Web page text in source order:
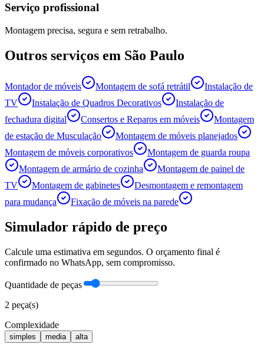
Serviço profissional
Montagem precisa, segura e sem retrabalho.
Outros serviços em São Paulo
Montador de móveis Montagem de sofá retrátil
Instalação de
TV
Instalação de Quadros Decorativos
Instalação de
fechadura digital
Consertos e Reparos em móveis
Montagem
de estação de Musculação
Montagem de móveis planejados
Montagem de móveis corporativos
Montagem de guarda roupa
Montagem de armário de cozinha
Montagem de painel de
TV
Montagem de gabinetes
Desmontagem e remontagem
para mudança
Fixação de móveis na parede
Simulador rápido de preço
Calcule uma estimativa em segundos. O orçamento final é
confirmado no WhatsApp, sem compromisso.
Quantidade de peças
2 peça(s)
Complexidade
simples media alta